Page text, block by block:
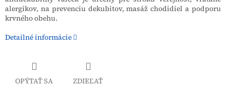
alergikov, na prevenciu dekubitov, masáž chodidiel a podporu
krvného obehu.
Detailné informácie
OPÝTAŤ SA ZDIEĽAŤ